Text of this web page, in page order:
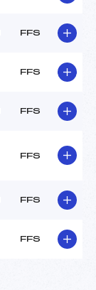
FFS
FFS
FFS
FFS
FFS
FFS